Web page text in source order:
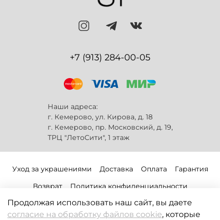
+7 (913) 284-00-05
Наши адреса:
г. Кемерово, ул. Кирова, д. 18
г. Кемерово, пр. Московский, д. 19,
ТРЦ "ЛетоСити", 1 этаж
Уход за украшениями Доставка Оплата
Гарантия
Возврат
Политика конфиденциальности
Публичная оферта
Политика обработки файлов-cookie
Продолжая использовать наш сайт, вы даете
согласие на обработку файлов cookie, которые